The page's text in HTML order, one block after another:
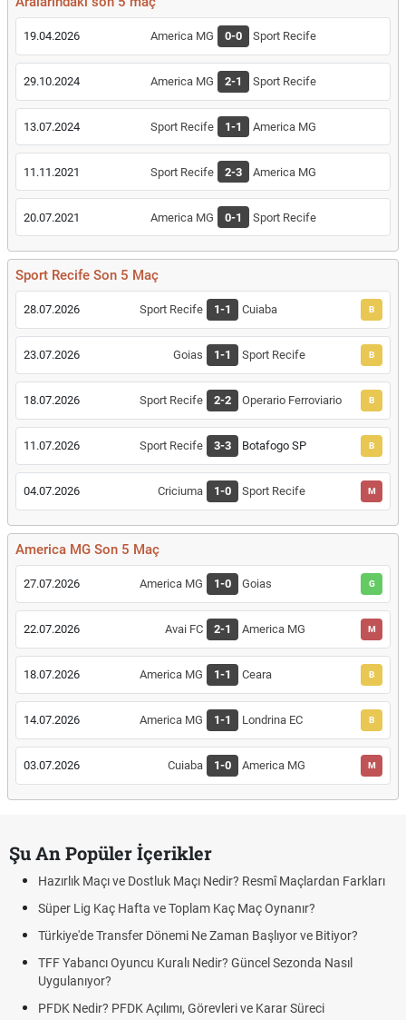
19.04.2026 America MG 0-0 Sport Recife
29.10.2024 America MG 2-1 Sport Recife
13.07.2024 Sport Recife 1-1 America MG
11.11.2021 Sport Recife 2-3 America MG
20.07.2021 America MG 0-1 Sport Recife
Sport Recife Son 5 Maç
28.07.2026 Sport Recife 1-1 Cuiaba B
23.07.2026 Goias 1-1 Sport Recife B
18.07.2026 Sport Recife 2-2 Operario Ferroviario B
11.07.2026 Sport Recife 3-3 Botafogo SP B
04.07.2026 Criciuma 1-0 Sport Recife M
America MG Son 5 Maç
27.07.2026 America MG 1-0 Goias G
22.07.2026 Avai FC 2-1 America MG M
18.07.2026 America MG 1-1 Ceara B
14.07.2026 America MG 1-1 Londrina EC B
03.07.2026 Cuiaba 1-0 America MG M
Şu An Popüler İçerikler
Hazırlık Maçı ve Dostluk Maçı Nedir? Resmî Maçlardan Farkları
Süper Lig Kaç Hafta ve Toplam Kaç Maç Oynanır?
Türkiye'de Transfer Dönemi Ne Zaman Başlıyor ve Bitiyor?
TFF Yabancı Oyuncu Kuralı Nedir? Güncel Sezonda Nasıl
Uygulanıyor?
PFDK Nedir? PFDK Açılımı, Görevleri ve Karar Süreci